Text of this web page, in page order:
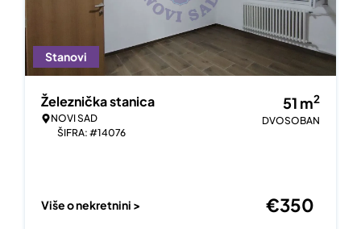
Stanovi
Železnička stanica
NOVI SAD
ŠIFRA: #14076
51 m2
DVOSOBAN
Više o nekretnini > €350